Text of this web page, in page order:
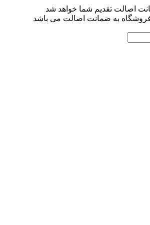
اصالت تقدیم شما خواهد شد
به ضمانت اصالت می باشد